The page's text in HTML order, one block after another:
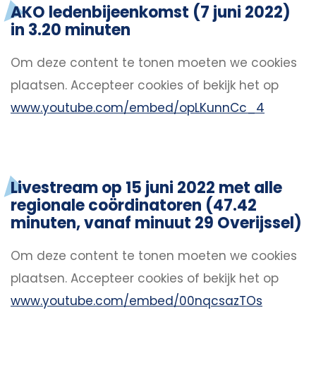
AKO ledenbijeenkomst (7 juni 2022)
in 3.20 minuten
Om deze content te tonen moeten we cookies
plaatsen. Accepteer cookies of bekijk het op
www.youtube.com/embed/opLKunnCc_4
Livestream op 15 juni 2022 met alle
regionale coördinatoren (47.42
minuten, vanaf minuut 29 Overijssel)
Om deze content te tonen moeten we cookies
plaatsen. Accepteer cookies of bekijk het op
www.youtube.com/embed/00nqcsazTOs